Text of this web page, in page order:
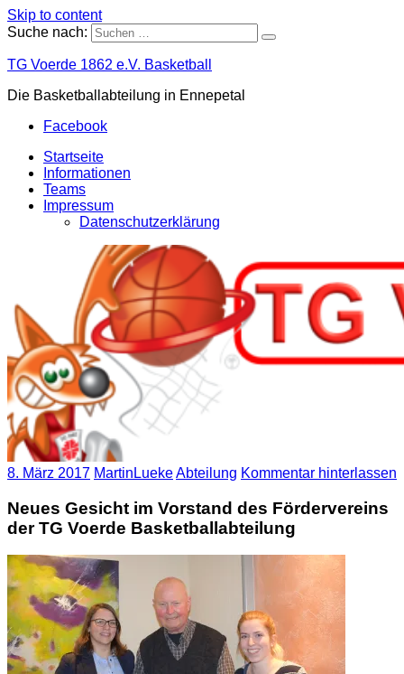
Skip to content
Suche nach:
TG Voerde 1862 e.V. Basketball
Die Basketballabteilung in Ennepetal
Facebook
Startseite
Informationen
Teams
Impressum
Datenschutzerklärung
8. März 2017 MartinLuekeAbteilung Kommentar hinterlassen
Neues Gesicht im Vorstand des Fördervereins
der TG Voerde Basketballabteilung